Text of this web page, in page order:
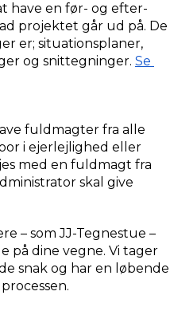
have en før- og efter-
projektet går ud på. De
er; situationsplaner,
og snittegninger. Se
fuldmagter fra alle
i ejerlejlighed eller
med en fuldmagt fra
skal give
– som JJ-Tegnestue –
på dine vegne. Vi tager
snak og har en løbende